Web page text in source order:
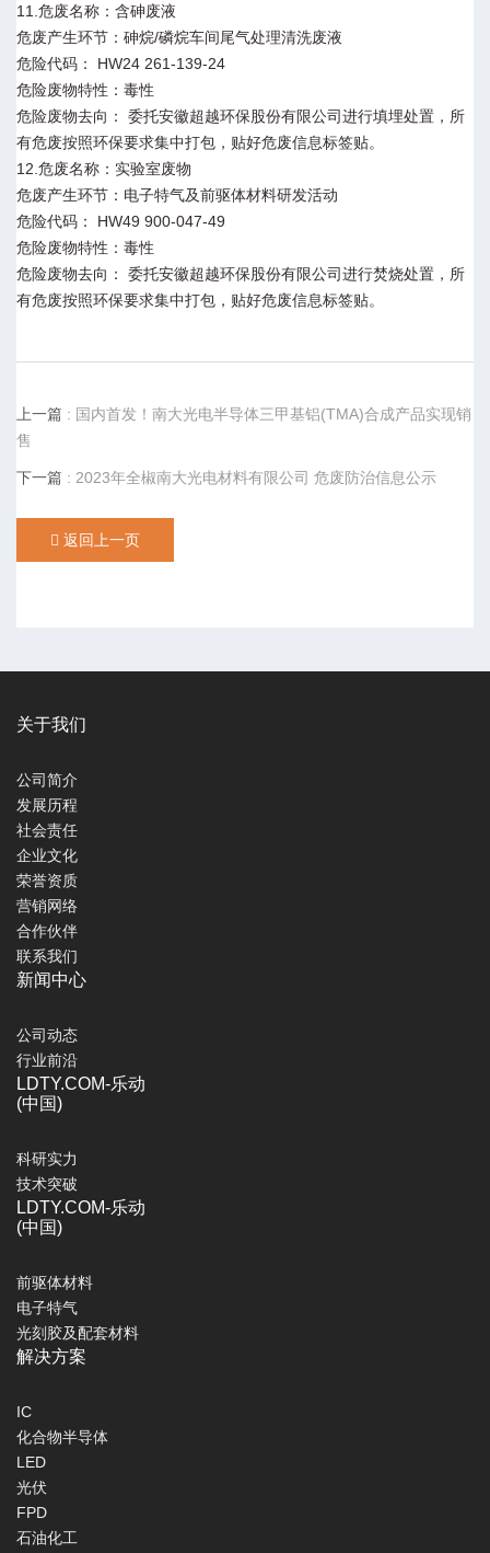
11.危废名称：含砷废液
危废产生环节：砷烷/磷烷车间尾气处理清洗废液
危险代码： HW24 261-139-24
危险废物特性：毒性
危险废物去向： 委托安徽超越环保股份有限公司进行填埋处置，所
有危废按照环保要求集中打包，贴好危废信息标签贴。
12.危废名称：实验室废物
危废产生环节：电子特气及前驱体材料研发活动
危险代码： HW49 900-047-49
危险废物特性：毒性
危险废物去向： 委托安徽超越环保股份有限公司进行焚烧处置，所
有危废按照环保要求集中打包，贴好危废信息标签贴。
上一篇 : 国内首发！南大光电半导体三甲基铝(TMA)合成产品实现销
售
下一篇 : 2023年全椒南大光电材料有限公司 危废防治信息公示
返回上一页
关于我们
公司简介
发展历程
社会责任
企业文化
荣誉资质
营销网络
合作伙伴
联系我们
新闻中心
公司动态
行业前沿
LDTY.COM-乐动
(中国)
科研实力
技术突破
LDTY.COM-乐动
(中国)
前驱体材料
电子特气
光刻胶及配套材料
解决方案
IC
化合物半导体
LED
光伏
FPD
石油化工